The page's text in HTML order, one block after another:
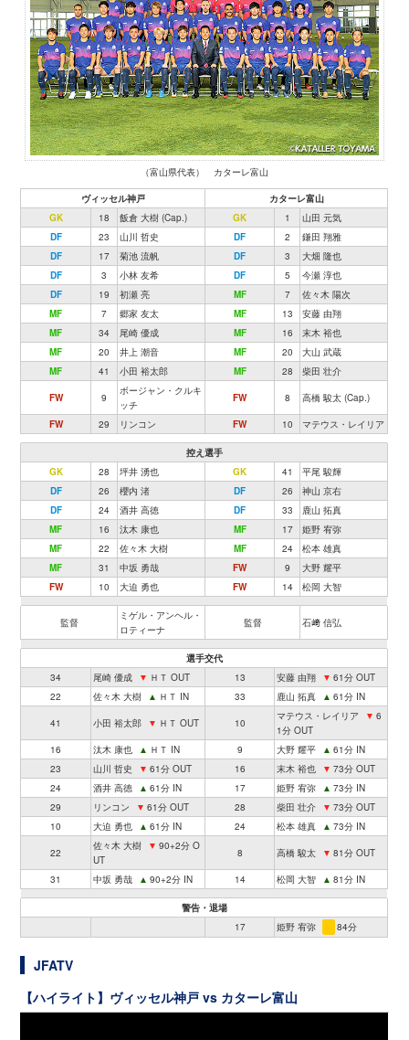
（富山県代表） カターレ富山
ヴィッセル神戸
カターレ富山
GK
18 飯倉 大樹 (Cap.) GK 1
山田 元気
DF
23 山川 哲史 DF 2
鎌田 翔雅
DF
17 菊池 流帆 DF 3
大畑 隆也
DF
3 小林 友希 DF 5
今瀬 淳也
DF
19 初瀬 亮 MF 7
佐々木 陽次
MF
7 郷家 友太 MF 13
安藤 由翔
MF
34 尾崎 優成 MF 16
末木 裕也
MF
20 井上 潮音 MF 20
大山 武蔵
MF
41 小田 裕太郎 MF 28 柴田 壮介
FW 9
ボージャン・クルキ
ッチ
FW 8 高橋 駿太 (Cap.)
FW 29 リンコン FW 10 マテウス・レイリア
控え選手
GK
28 坪井 湧也 GK 41
平尾 駿輝
DF
26 櫻内 渚 DF 26
神山 京右
DF
24 酒井 高徳 DF 33
鹿山 拓真
MF
16 汰木 康也 MF 17
姫野 宥弥
MF
22 佐々木 大樹 MF 24
松本 雄真
MF
31 中坂 勇哉 FW 9
大野 耀平
FW
10 大迫 勇也 FW 14 松岡 大智
監督
ミゲル・アンヘル・
ロティーナ
監督 石﨑 信弘
選手交代
34
尾崎 優成 ▼ ＨＴ OUT 13 安藤 由翔 ▼ 61分 OUT
22
佐々木 大樹 ▲ ＨＴ IN 33 鹿山 拓真 ▲ 61分 IN
41 小田 裕太郎 ▼ ＨＴ OUT 10
マテウス・レイリア ▼ 6
1分 OUT
16
汰木 康也 ▲ ＨＴ IN 9 大野 耀平 ▲ 61分 IN
23
山川 哲史 ▼ 61分 OUT 16 末木 裕也 ▼ 73分 OUT
24
酒井 高徳 ▲ 61分 IN 17 姫野 宥弥 ▲ 73分 IN
29
リンコン ▼ 61分 OUT 28 柴田 壮介 ▼ 73分 OUT
10
大迫 勇也 ▲ 61分 IN 24 松本 雄真 ▲ 73分 IN
22
佐々木 大樹 ▼ 90+2分 O
UT
8 高橋 駿太 ▼ 81分 OUT
31 中坂 勇哉 ▲ 90+2分 IN 14 松岡 大智 ▲ 81分 IN
警告・退場
17
姫野 宥弥 84分
JFATV
【ハイライト】ヴィッセル神戸 vs カターレ富山